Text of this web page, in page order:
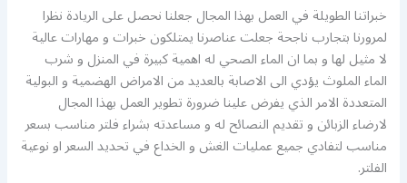
خبراتنا الطويلة في العمل بهذا المجال جعلنا نحصل على الريادة نظرا
لمرورنا بتجارب ناجحة جعلت عناصرنا يمتلكون خبرات و مهارات عالية
لا مثيل لها و بما ان الماء الصحي له اهمية كبيرة في المنزل و شرب
الماء الملوث يؤدي الى الاصابة بالعديد من الامراض الهضمية و البولية
المتعددة الامر الذي يفرض علينا ضرورة تطوير العمل بهذا المجال
لارضاء الزبائن و تقديم النصائح له و مساعدته بشراء فلتر مناسب بسعر
مناسب لتفادي جميع عمليات الغش و الخداع في تحديد السعر او نوعية
الفلتر.